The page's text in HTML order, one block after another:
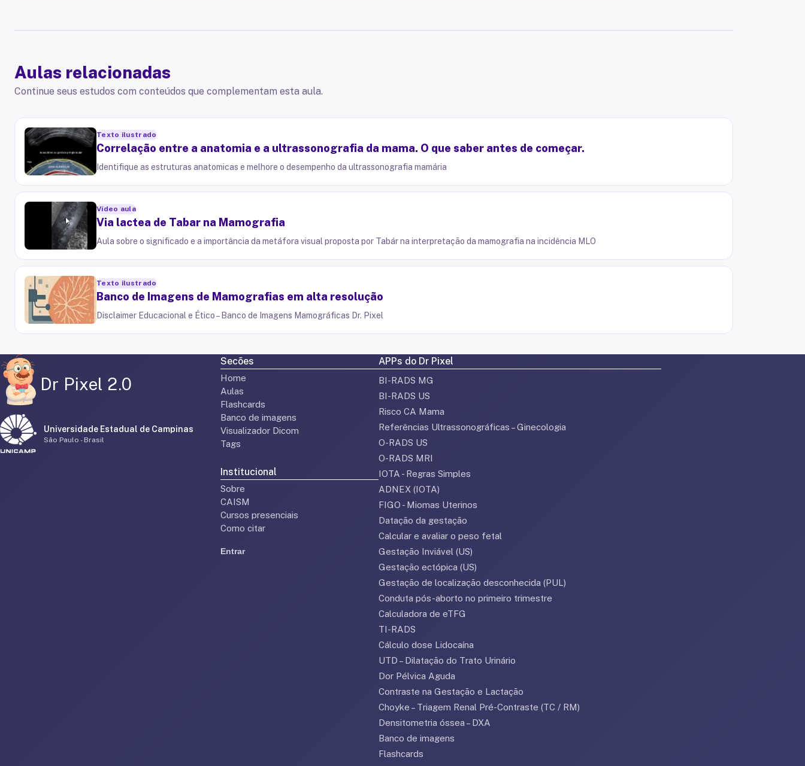
Aulas relacionadas
Continue seus estudos com conteúdos que complementam esta aula.
Texto ilustrado
Correlação entre a anatomia e a ultrassonografia da mama. O que saber antes de começar.
Identifique as estruturas anatomicas e melhore o desempenho da ultrassonografia mamária
Vídeo aula
Via lactea de Tabar na Mamografia
Aula sobre o significado e a importância da metáfora visual proposta por Tabár na interpretação da mamografia na incidência MLO
Texto ilustrado
Banco de Imagens de Mamografias em alta resolução
Disclaimer Educacional e Ético – Banco de Imagens Mamográficas Dr. Pixel
Dr Pixel 2.0
Universidade Estadual de Campinas
São Paulo - Brasil
Secões
Home
Aulas
Flashcards
Banco de imagens
Visualizador Dicom
Tags
Institucional
Sobre
CAISM
Cursos presenciais
Como citar
Entrar
APPs do Dr Pixel
BI-RADS MG
BI-RADS US
Risco CA Mama
Referências Ultrassonográficas – Ginecologia
O-RADS US
O-RADS MRI
IOTA - Regras Simples
ADNEX (IOTA)
FIGO - Miomas Uterinos
Datação da gestação
Calcular e avaliar o peso fetal
Gestação Inviável (US)
Gestação ectópica (US)
Gestação de localização desconhecida (PUL)
Conduta pós-aborto no primeiro trimestre
Calculadora de eTFG
TI-RADS
Cálculo dose Lidocaína
UTD – Dilatação do Trato Urinário
Dor Pélvica Aguda
Contraste na Gestação e Lactação
Choyke – Triagem Renal Pré-Contraste (TC / RM)
Densitometria óssea – DXA
Banco de imagens
Flashcards